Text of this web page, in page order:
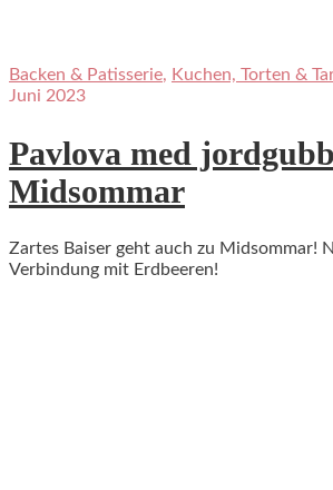
Backen & Patisserie, Kuchen, Torten &
Juni 2023
Pavlova med
Midsommar
Zartes Baiser geht auch zu Midsommar!
Verbindung mit Erdbeeren!